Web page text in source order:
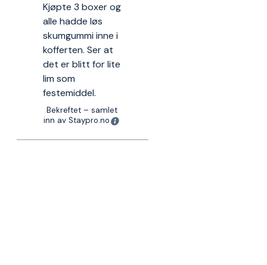
Kjøpte 3 boxer og
alle hadde løs
skumgummi inne i
kofferten. Ser at
det er blitt for lite
lim som
festemiddel.
Bekreftet – samlet
inn av Staypro.no